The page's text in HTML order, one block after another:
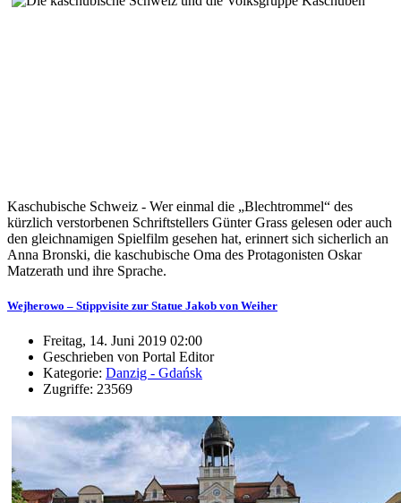
Kaschubische Schweiz - Wer einmal die „Blechtrommel“ des
kürzlich verstorbenen Schriftstellers Günter Grass gelesen oder auch
den gleichnamigen Spielfilm gesehen hat, erinnert sich sicherlich an
Anna Bronski, die kaschubische Oma des Protagonisten Oskar
Matzerath und ihre Sprache.
Wejherowo – Stippvisite zur Statue Jakob von Weiher
Freitag, 14. Juni 2019 02:00
Geschrieben von Portal Editor
Kategorie: Danzig - Gdańsk
Zugriffe: 23569